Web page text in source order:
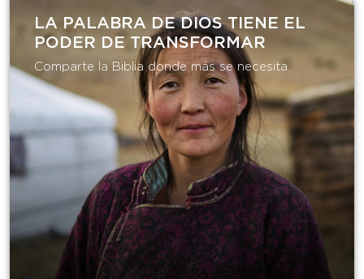
LA PALABRA DE DIOS TIENE EL
PODER DE TRANSFORMAR​
Comparte la Biblia donde más se necesita.